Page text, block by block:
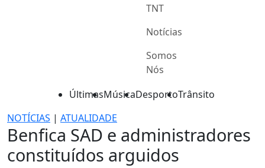
TNT
Notícias
Somos
Nós
ÚltimasMúsicaDesportoTrânsito
NOTÍCIAS | ATUALIDADE
Benfica SAD e administradores
constituídos arguidos